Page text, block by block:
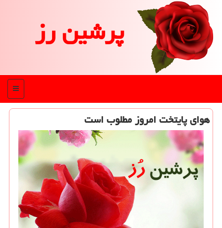
پرشین رز
منو
هوای پایتخت امروز مطلوب است